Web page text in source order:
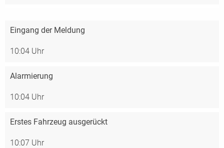
Eingang der Meldung
10:04 Uhr
Alarmierung
10:04 Uhr
Erstes Fahrzeug ausgerückt
10:07 Uhr